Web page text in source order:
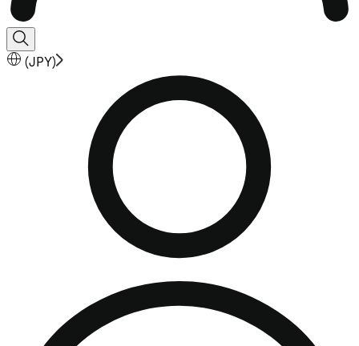
(JPY)